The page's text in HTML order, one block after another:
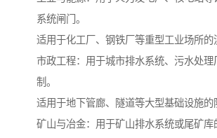
系统闸门。
适用于化工厂、钢铁厂等重型工业场所的
市政工程：用于城市排水系统、污水处理
制。
适用于地下管廊、隧道等大型基础设施的
矿山与冶金：用于矿山排水系统或尾矿库